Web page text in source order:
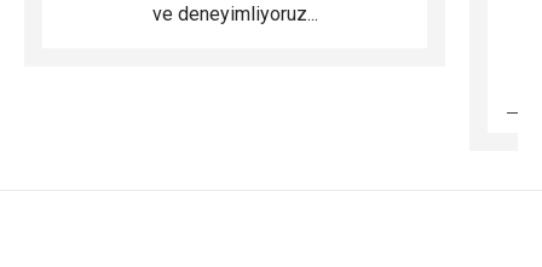
ve deneyimliyoruz...